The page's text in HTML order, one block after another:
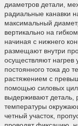
диаметров детали,
радиальные канавки
максимальный
вертикально на
начиная с нижнего
размещают внутри
осуществляют нагрев
постоянного тока до
растяжением с
помощью силовых
выдерживают деталь,
температуры
четный участок,